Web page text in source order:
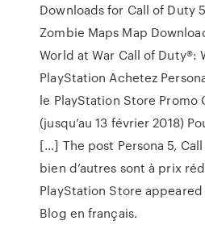
Downloads for Call of Duty
Zombie Maps Map
World at War Call of Duty®:
PlayStation Achetez
le PlayStation Store Promo
(jusqu’au 13 février 2018)
[…] The post Persona 5,
bien d’autres sont à prix
PlayStation Store
Blog en français.